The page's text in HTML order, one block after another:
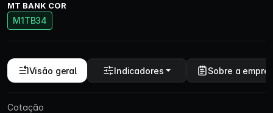
MT BANK COR
M1TB34
Visão geral Indicadores Sobre a
Cotação